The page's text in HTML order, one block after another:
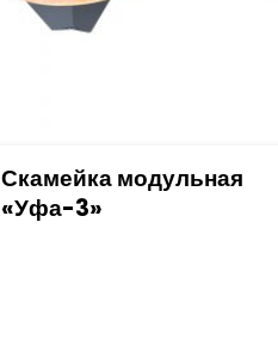
Скамейка модульная
«Уфа-3»